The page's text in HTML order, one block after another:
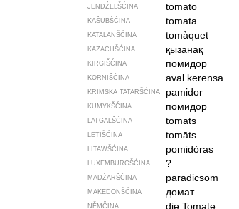
JENDŹELŠĆINA tomato
KAŠUBŠĆINA tomata
KATALANŠĆINA tomàquet
KAZACHŠĆINA қызанақ
KIRGIŠĆINA помидор
KORNIŠĆINA aval kerensa
KRIMSKA TATARŠĆINA pamidor
KUMYKŠĆINA помидор
LATGALŠĆINA tomats
LETIŠĆINA tomāts
LITAWŠĆINA pomidòras
LUXEMBURGŠĆINA ?
MADŹARŠĆINA paradicsom
MAKEDONŠĆINA домат
NĚMČINA die Tomate